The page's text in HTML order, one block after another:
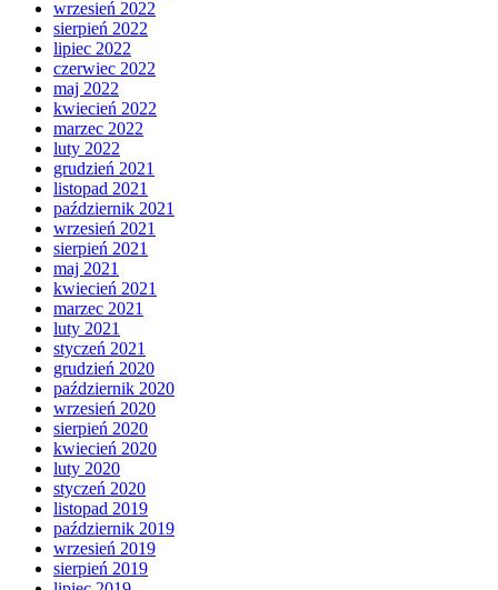
wrzesień 2022
sierpień 2022
lipiec 2022
czerwiec 2022
maj 2022
kwiecień 2022
marzec 2022
luty 2022
grudzień 2021
listopad 2021
październik 2021
wrzesień 2021
sierpień 2021
maj 2021
kwiecień 2021
marzec 2021
luty 2021
styczeń 2021
grudzień 2020
październik 2020
wrzesień 2020
sierpień 2020
kwiecień 2020
luty 2020
styczeń 2020
listopad 2019
październik 2019
wrzesień 2019
sierpień 2019